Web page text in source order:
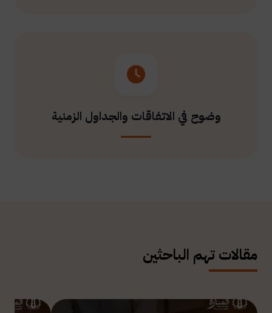
وضوح في الاتفاقات والجداول الزمنية
مقالات تهم الباحثين